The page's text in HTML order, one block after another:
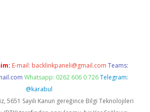
E-mail: backlinkpaneli@gmail.com Teams:
Whatsapp: 0262 606 0 726 Telegram:
@karabul
5651 Sayılı Kanun gereğince Bilgi Teknolojileri